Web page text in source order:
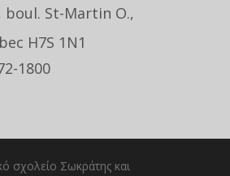
boul. St-Martin O.,
H7S 1N1
1800
σχολείο Σωκράτης και